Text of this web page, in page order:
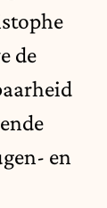
de
en